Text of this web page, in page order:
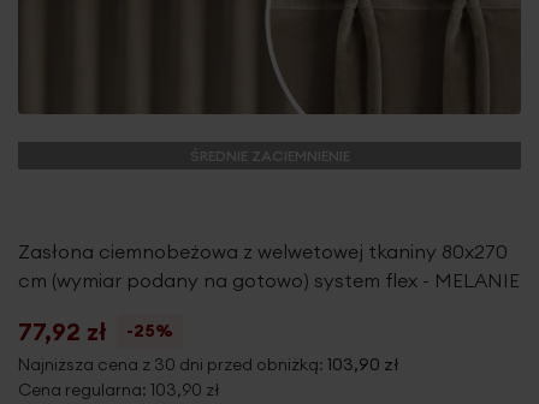
ŚREDNIE ZACIEMNIENIE
Zasłona ciemnobeżowa z welwetowej tkaniny 80x270
cm (wymiar podany na gotowo) system flex - MELANIE
77,92 zł
-25%
Najniższa cena z 30 dni przed obniżką: 103,90 zł
Cena regularna: 103,90 zł